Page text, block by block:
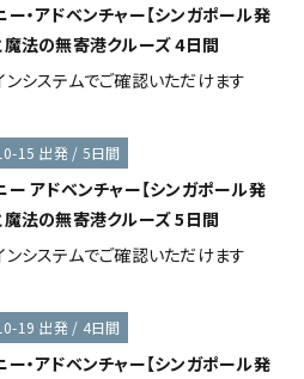
ー・アドベンチャー【シンガポール発
魔法の無寄港クルーズ 4日間
ンシステムでご確認いただけます
15 出発 / 5日間
ー アドベンチャー【シンガポール発
魔法の無寄港クルーズ 5日間
ンシステムでご確認いただけます
19 出発 / 4日間
ー・アドベンチャー【シンガポール発